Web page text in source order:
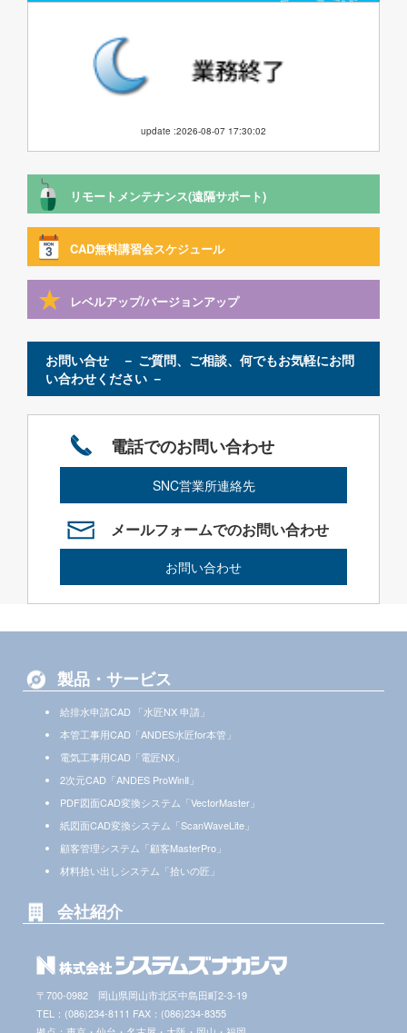
update :2026-08-07 17:30:02
リモートメンテナンス(遠隔サポート)
CAD無料講習会スケジュール
レベルアップ/バージョンアップ
お問い合せ － ご質問、ご相談、何でもお気軽にお問
い合わせください －
電話でのお問い合わせ
SNC営業所連絡先
メールフォームでのお問い合わせ
お問い合わせ
製品・サービス
給排水申請CAD 「水匠NX 申請」
本管工事用CAD「ANDES水匠for本管」
電気工事用CAD「電匠NX」
2次元CAD「ANDES ProWinⅡ」
PDF図面CAD変換システム「VectorMaster」
紙図面CAD変換システム「ScanWaveLite」
顧客管理システム「顧客MasterPro」
材料拾い出しシステム「拾いの匠」
会社紹介
〒700-0982 岡山県岡山市北区中島田町2-3-19
TEL：(086)234-8111 FAX：(086)234-8355